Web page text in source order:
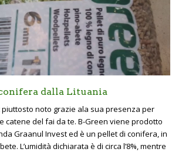
dalla Lituania
noto grazie ala sua presenza per
catene del fai da te. B-Green viene prodotto
Graanul Invest ed è un pellet di conifera, in
L’umidità dichiarata è di circa l’8%, mentre